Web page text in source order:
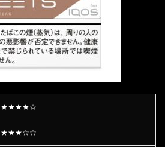
★★★★☆
★★★☆☆